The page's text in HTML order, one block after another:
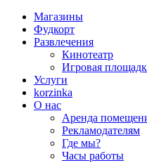
Магазины
Фудкорт
Развлечения
Кинотеатр
Игровая
Услуги
korzinka
О нас
Аренда
Рекламодателям
Где мы?
Часы работы